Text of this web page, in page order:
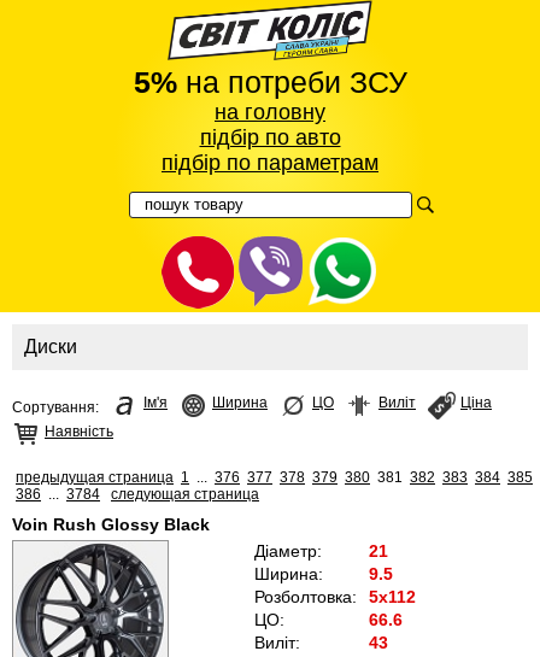
5%на потреби ЗСУ
на головну
підбір по авто
підбір по параметрам
Диски
Сортування: Ім'я Ширина ЦО Виліт
Ціна
Наявність
предыдущая страница 1 376 377 378 379 380 381 382 383 384 385
386
3784 следующая страница
Voin Rush Glossy Black
Діаметр:
21
Ширина:
9.5
Розболтовка:
5x112
ЦО:
66.6
Виліт:
43